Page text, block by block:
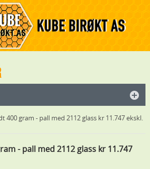
400 gram - pall med 2112 glass kr 11.747 ekskl.
- pall med 2112 glass kr 11.747